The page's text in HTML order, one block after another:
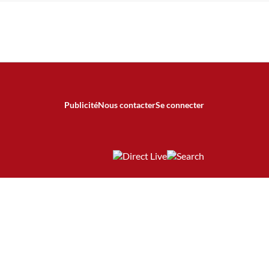
PublicitéNous contacterSe connecter